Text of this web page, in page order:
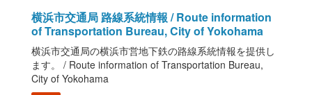
横浜市交通局 路線系統情報 / Route information
of Transportation Bureau, City of Yokohama
横浜市交通局の横浜市営地下鉄の路線系統情報を提供し
ます。 / Route information of Transportation Bureau,
City of Yokohama